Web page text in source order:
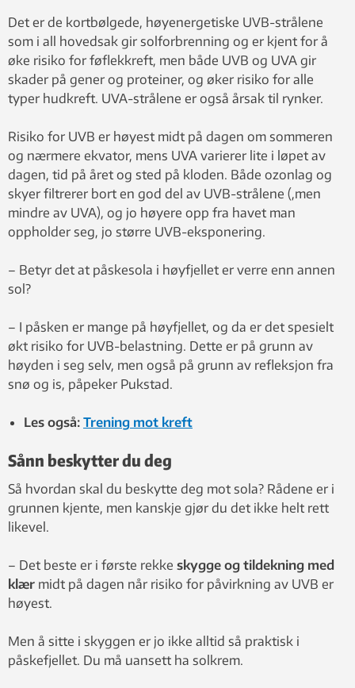
Det er de kortbølgede, høyenergetiske UVB-strålene
som i all hovedsak gir solforbrenning og er kjent for å
øke risiko for føflekkreft, men både UVB og UVA gir
skader på gener og proteiner, og øker risiko for alle
typer hudkreft. UVA-strålene er også årsak til rynker.
Risiko for UVB er høyest midt på dagen om sommeren
og nærmere ekvator, mens UVA varierer lite i løpet av
dagen, tid på året og sted på kloden. Både ozonlag og
skyer filtrerer bort en god del av UVB-strålene (,men
mindre av UVA), og jo høyere opp fra havet man
oppholder seg, jo større UVB-eksponering.
– Betyr det at påskesola i høyfjellet er verre enn annen
sol?
– I påsken er mange på høyfjellet, og da er det spesielt
økt risiko for UVB-belastning. Dette er på grunn av
høyden i seg selv, men også på grunn av refleksjon fra
snø og is, påpeker Pukstad.
Les også: Trening mot kreft
Sånn beskytter du deg
Så hvordan skal du beskytte deg mot sola? Rådene er i
grunnen kjente, men kanskje gjør du det ikke helt rett
likevel.
– Det beste er i første rekke skygge og tildekning med
klær midt på dagen når risiko for påvirkning av UVB er
høyest.
Men å sitte i skyggen er jo ikke alltid så praktisk i
påskefjellet. Du må uansett ha solkrem.